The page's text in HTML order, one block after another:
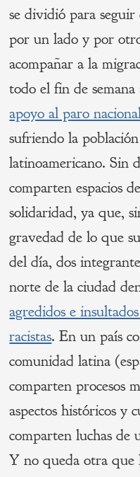
se dividió para
por un lado y por
acompañar a la
todo el fin de
apoyo al paro
sufriendo la
latinoamericano. Sin
comparten espacios
solidaridad, ya que,
gravedad de lo que
del día, dos
norte de la ciudad
agredidos e
racistas. En un país
comunidad latina
comparten procesos
aspectos históricos y
comparten luchas de
Y no queda otra que